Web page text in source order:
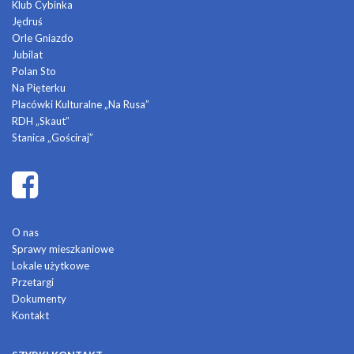
Klub Cybinka
Jędruś
Orle Gniazdo
Jubilat
Polan Sto
Na Pięterku
Placówki Kulturalne „Na Rusa”
RDH „Skaut”
Stanica „Gościraj”
O nas
Sprawy mieszkaniowe
Lokale użytkowe
Przetargi
Dokumenty
Kontakt